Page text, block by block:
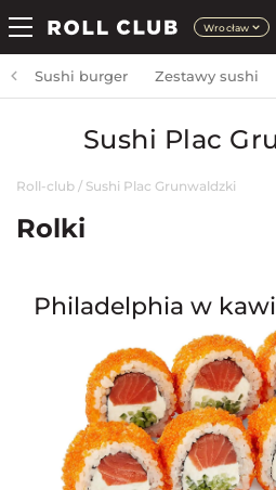
Wrocław
Sushi burger Zestawy sushi
Sushi Plac
Roll-club / Sushi Plac Grunwaldzki
Rolki
Philadelphia w